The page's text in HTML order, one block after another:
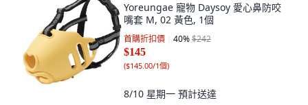
Yoreungae 寵物 Daysoy 愛心鼻防咬
嘴套 M, 02 黃色, 1個
首購折扣價 40%$242
$145
($145.00/1個)
8/10 星期一 預計送達